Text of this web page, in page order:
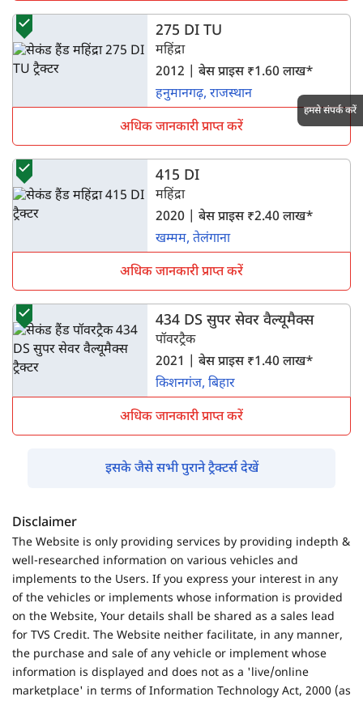
275 DI TU
महिंद्रा
2012 | बेस प्राइस ₹1.60 लाख*
हनुमानगढ़, राजस्थान
अधिक जानकारी प्राप्त करें
415 DI
महिंद्रा
2020 | बेस प्राइस ₹2.40 लाख*
खम्मम, तेलंगाना
अधिक जानकारी प्राप्त करें
434 DS सुपर सेवर वैल्यूमैक्स
पॉवरट्रैक
2021 | बेस प्राइस ₹1.40 लाख*
किशनगंज, बिहार
अधिक जानकारी प्राप्त करें
इसके जैसे सभी पुराने ट्रैक्टर्स देखें
Disclaimer
The Website is only providing services by providing indepth &
well-researched information on various vehicles and
implements to the Users. If you express your interest in any
of the vehicles or implements whose information is provided
on the Website, Your details shall be shared as a sales lead
for TVS Credit. The Website neither facilitate, in any manner,
the purchase and sale of any vehicle or implement whose
information is displayed and does not as a 'live/online
marketplace' in terms of Information Technology Act, 2000 (as
हमसे संपर्क करें